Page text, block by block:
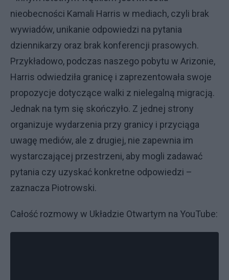
nieobecności Kamali Harris w mediach, czyli brak
wywiadów, unikanie odpowiedzi na pytania
dziennikarzy oraz brak konferencji prasowych.
Przykładowo, podczas naszego pobytu w Arizonie,
Harris odwiedziła granicę i zaprezentowała swoje
propozycje dotyczące walki z nielegalną migracją.
Jednak na tym się skończyło. Z jednej strony
organizuje wydarzenia przy granicy i przyciąga
uwagę mediów, ale z drugiej, nie zapewnia im
wystarczającej przestrzeni, aby mogli zadawać
pytania czy uzyskać konkretne odpowiedzi –
zaznacza Piotrowski.
Całość rozmowy w Układzie Otwartym na YouTube: